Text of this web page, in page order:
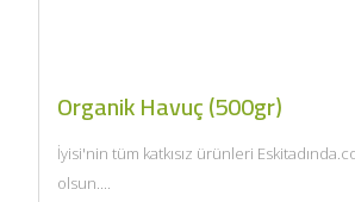
Organik Havuç (500gr)
İyisi'nin tüm katkısız ürünleri
olsun....